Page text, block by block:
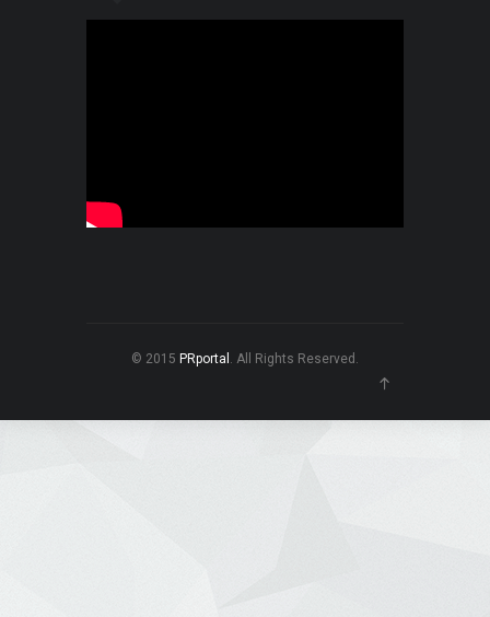
© 2015 PRportal . All Rights Reserved.